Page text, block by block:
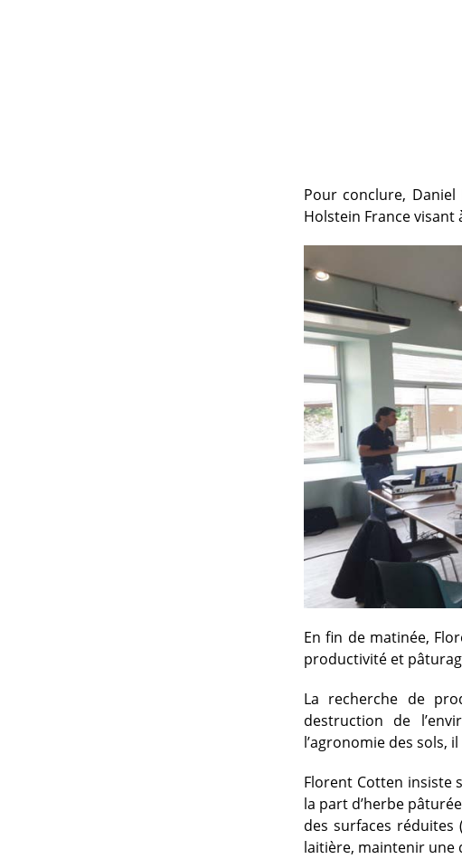
Pour conclure,
Holstein France visant
En fin de matinée,
productivité et
La recherche de
destruction de
l’agronomie des sols,
Florent Cotten insiste
la part d’herbe
des surfaces
laitière, maintenir une